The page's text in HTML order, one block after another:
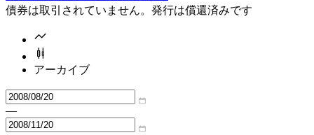
債券は取引されていません。発行は償還済みです
アーカイブ
—